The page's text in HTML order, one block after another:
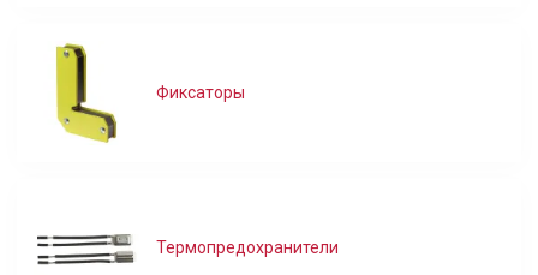
Фиксаторы
Термопредохранители